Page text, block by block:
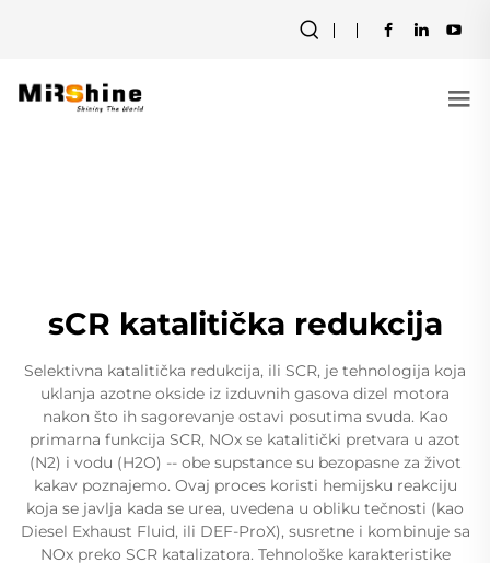
sCR katalitička redukcija
Selektivna katalitička redukcija, ili SCR, je tehnologija koja
uklanja azotne okside iz izduvnih gasova dizel motora
nakon što ih sagorevanje ostavi posutima svuda. Kao
primarna funkcija SCR, NOx se katalitički pretvara u azot
(N2) i vodu (H2O) -- obe supstance su bezopasne za život
kakav poznajemo. Ovaj proces koristi hemijsku reakciju
koja se javlja kada se urea, uvedena u obliku tečnosti (kao
Diesel Exhaust Fluid, ili DEF-ProX), susretne i kombinuje sa
NOx preko SCR katalizatora. Tehnološke karakteristike